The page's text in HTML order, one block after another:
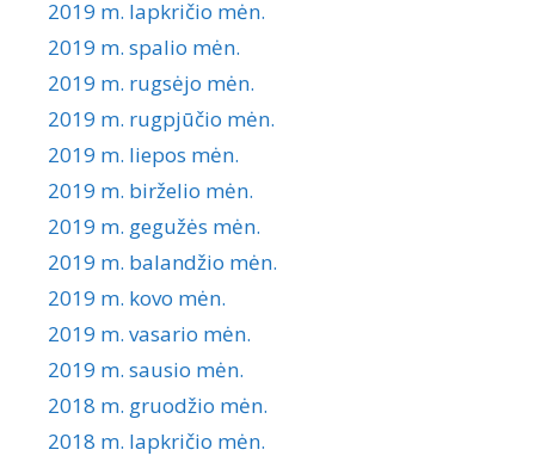
2019 m. lapkričio mėn.
2019 m. spalio mėn.
2019 m. rugsėjo mėn.
2019 m. rugpjūčio mėn.
2019 m. liepos mėn.
2019 m. birželio mėn.
2019 m. gegužės mėn.
2019 m. balandžio mėn.
2019 m. kovo mėn.
2019 m. vasario mėn.
2019 m. sausio mėn.
2018 m. gruodžio mėn.
2018 m. lapkričio mėn.